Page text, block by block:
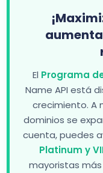
El Programa
Name API está
crecimiento. A
dominios se
cuenta, puedes
Platinum y
mayoristas